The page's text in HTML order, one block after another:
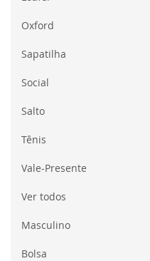
Oxford
Sapatilha
Social
Salto
Tênis
Vale-Presente
Ver todos
Masculino
Bolsa